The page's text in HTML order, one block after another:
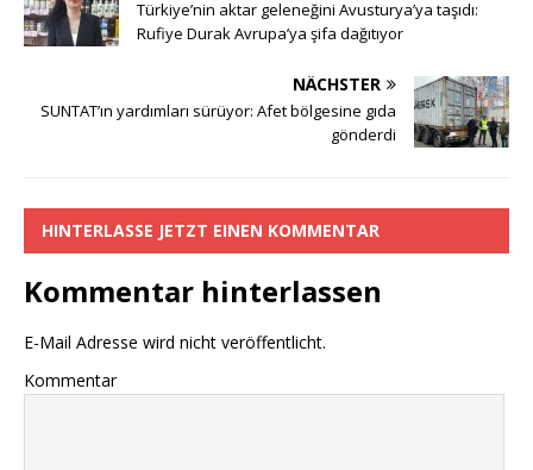
e
o
k
tes
p
a
e
y
n
n
Türkiye’nin aktar geleneğini Avusturya’ya taşıdı:
Rufiye Durak Avrupa’ya şifa dağıtıyor
NÄCHSTER
SUNTAT’ın yardımları sürüyor: Afet bölgesine gıda
gönderdi
HINTERLASSE JETZT EINEN KOMMENTAR
Kommentar hinterlassen
E-Mail Adresse wird nicht veröffentlicht.
Kommentar